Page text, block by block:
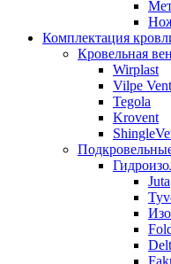
Комплектация
Кровельная
Wirplast
Vilpe
Tegola
Krovent
Juta